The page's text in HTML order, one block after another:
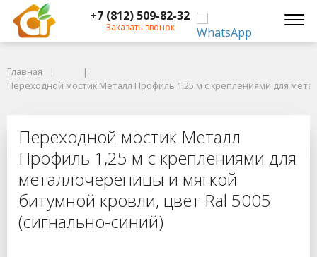
+7 (812) 509-82-32
Заказать звонок
Переходной мостик Металл Профиль 1,25 м с креплениями для
Переходной мостик Металл
Главная
Переходной мостик Металл Профиль 1,25 м с креплениями для
Переходной мостик Металл
Профиль 1,25 м с креплениями для
металлочерепицы и мягкой
битумной кровли, цвет Ral 5005
(сигнально-синий)